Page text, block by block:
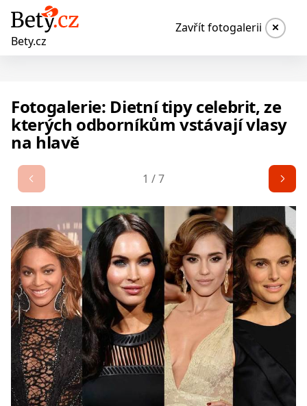
Bety.cz
Zavřít fotogalerii
Fotogalerie: Dietní tipy celebrit, ze
kterých odborníkům vstávají vlasy
na hlavě
1 /7